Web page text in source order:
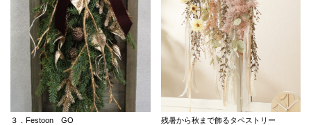
３．Festoon GO 残暑から秋まで飾るタペストリー